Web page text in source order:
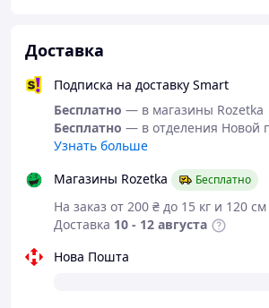
Доставка
Подписка на доставку Smart
Бесплатно — в магазины Rozetka
Бесплатно — в отделения Новой
Узнать больше
Магазины Rozetka
Бесплатно
На заказ от 200 ₴ до 15 кг и 120 см
Доставка 10 - 12 августа
Нова Пошта